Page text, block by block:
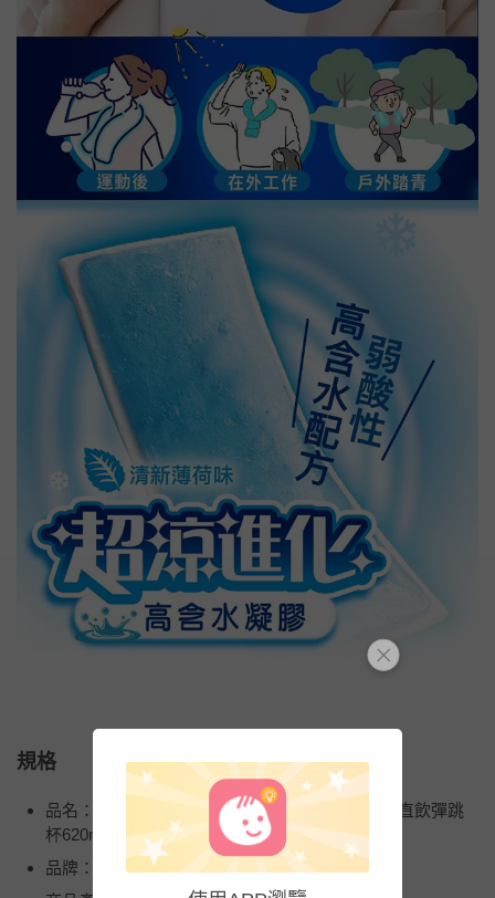
規格
品名：NaturalZ 植萃清爽防蚊噴液100ml+迪士尼直飲彈跳
杯620ml+muva瞬涼凍凍巾6入裝
品牌：義大利 chicco